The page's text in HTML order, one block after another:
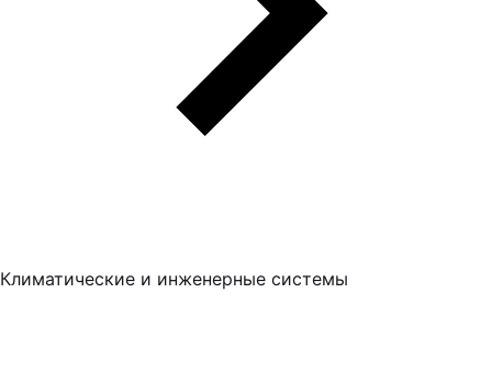
Климатические и инженерные системы